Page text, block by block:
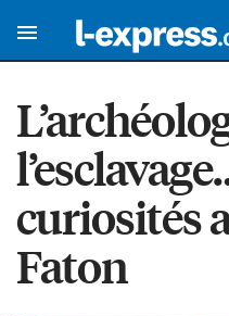
curiosités
Faton